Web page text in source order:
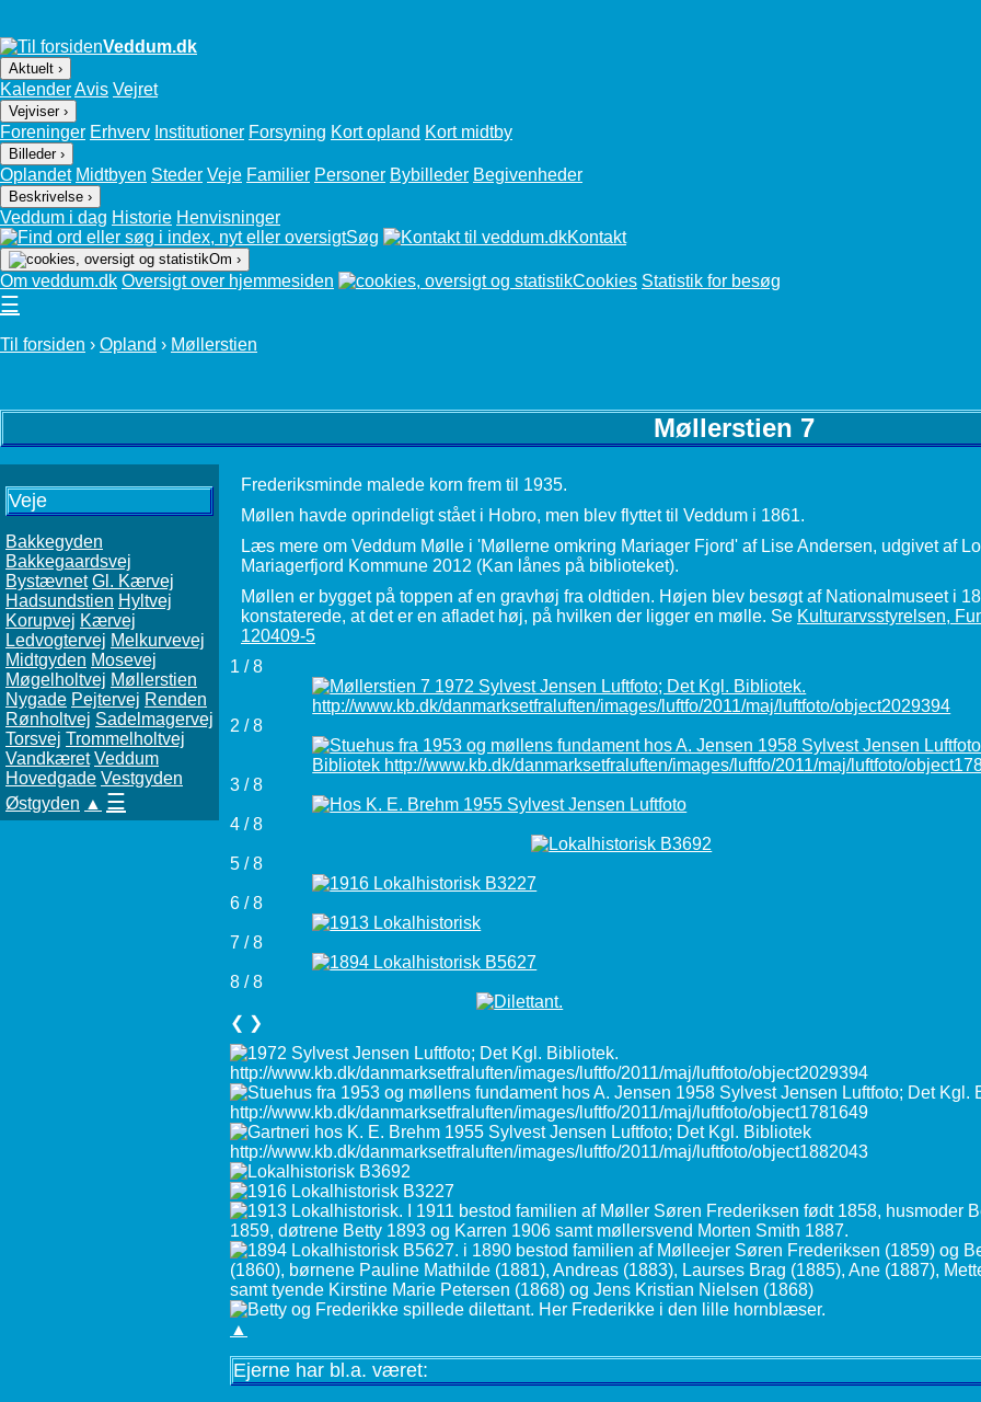
Veddum.dk
Aktuelt ›
KalenderAvis Vejret
Vejviser ›
Foreninger Erhverv Institutioner Forsyning Kort opland Kort midtby
Billeder ›
Oplandet Midtbyen Steder Veje Familier Personer Bybilleder Begivenheder
Beskrivelse ›
Veddum i dag Historie Henvisninger
Søg
Kontakt
Om ›
Om veddum.dk Oversigt over hjemmesiden Cookies Statistik for besøg
☰
Til forsiden › Opland › Møllerstien
Møllerstien 7
Veje
Bakkegyden
Bakkegaardsvej
Bystævnet Gl. Kærvej
Hadsundstien Hyltvej
Korupvej Kærvej
Ledvogtervej Melkurvevej
Midtgyden Mosevej
Møgelholtvej Møllerstien
Nygade Pejtervej Renden
Rønholtvej Sadelmagervej
Torsvej Trommelholtvej
Vandkæret Veddum
Hovedgade Vestgyden
Østgyden ▲ ☰
Frederiksminde malede korn frem til 1935.
Møllen havde oprindeligt stået i Hobro, men blev flyttet til Veddum i 1861.
Læs mere om Veddum Mølle i 'Møllerne omkring Mariager Fjord' af Lise Andersen, udgivet af
Mariagerfjord Kommune 2012 (Kan lånes på biblioteket).
Møllen er bygget på toppen af en gravhøj fra oldtiden. Højen blev besøgt af Nationalmuseet i
konstaterede, at det er en afladet høj, på hvilken der ligger en mølle. Se Kulturarvsstyrelsen,
120409-5
1 / 8
2 / 8
3 / 8
4 / 8
5 / 8
6 / 8
7 / 8
8 / 8
❮ ❯
▲
Ejerne har bl.a. været: